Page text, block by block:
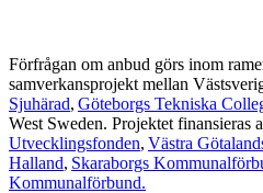
Förfrågan om anbud görs inom
samverkansprojekt mellan
Sjuhärad, Göteborgs Tekniska
West Sweden. Projektet finansieras
Utvecklingsfonden, Västra
Halland, Skaraborgs
Kommunalförbund.